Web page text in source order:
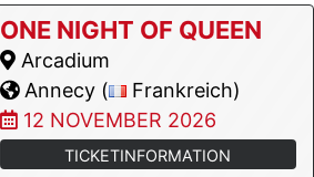
ONE NIGHT OF QUEEN
Arcadium
Annecy (
Frankreich)
12 NOVEMBER 2026
TICKETINFORMATION